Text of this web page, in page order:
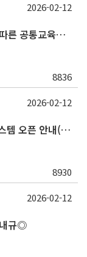
§2025학년도 시행 교양교과과정 개편에 따른 공통교육과정 교과목 목록 최종§
8836
2026-02-12
§조기취업학생 출결 및 성적처리 신청 시스템 오픈 안내(2024.3.29.자 업데이트)§
8930
2026-02-12
규◎
2026-02-12